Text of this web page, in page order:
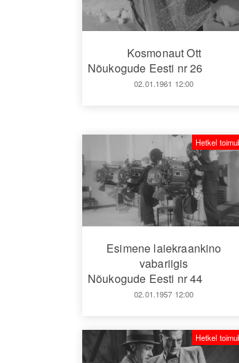
Kosmonaut Ott
Nõukogude Eesti nr 26
02.01.1961 12:00
Esimene laiekraankino
vabariigis
Nõukogude Eesti nr 44
02.01.1957 12:00
Hetkel
Hetkel